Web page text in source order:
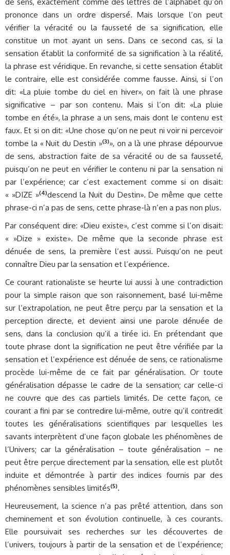
de sens, exactement comme des lettres de l’alphabet qu’on
prononce dans un ordre dispersé. Mais lorsque l’on peut
vérifier la véracité ou la fausseté de sa signification, elle
constitue un mot ayant un sens. Dans ce second cas, si la
sensation établit la conformité de sa signification à la réalité,
la phrase est véridique. En revanche, si cette sensation établit
le contraire, elle est considérée comme fausse. Ainsi, si l’on
dit: «La pluie tombe du ciel en hiver», on fait là une phrase
significative – par son contenu. Mais si l’on dit: «La pluie
tombe en été», la phrase a un sens, mais dont le contenu est
faux. Et si on dit: «Une chose qu’on ne peut ni voir ni percevoir
tombe la « Nuit du Destin »(3)», on a là une phrase dépourvue
de sens, abstraction faite de sa véracité ou de sa fausseté,
puisqu’on ne peut en vérifier le contenu ni par la sensation ni
par l’expérience; car c’est exactement comme si on disait:
« »DIZE »(4)descend la Nuit du Destin». De même que cette
phrase-ci n’a pas de sens, cette phrase-là n’en a pas non plus.
Par conséquent dire: «Dieu existe», c’est comme si l’on disait:
« »Dize » existe». De même que la seconde phrase est
dénuée de sens, la première l’est aussi. Puisqu’on ne peut
connaître Dieu par la sensation et l’expérience.
Ce courant rationaliste se heurte lui aussi à une contradiction
pour la simple raison que son raisonnement, basé lui-même
sur l’extrapolation, ne peut être perçu par la sensation et la
perception directe, et devient ainsi une parole dénuée de
sens, dans la conclusion qu’il a tirée ici. En prétendant que
toute phrase dont la signification ne peut être vérifiée par la
sensation et l’expérience est dénuée de sens, ce rationalisme
procède lui-même de ce fait par généralisation. Or toute
généralisation dépasse le cadre de la sensation; car celle-ci
ne couvre que des cas partiels limités. De cette façon, ce
courant a fini par se contredire lui-même, outre qu’il contredit
toutes les généralisations scientifiques par lesquelles les
savants interprètent d’une façon globale les phénomènes de
l’Univers; car la généralisation – toute généralisation – ne
peut être perçue directement par la sensation, elle est plutôt
induite et démontrée à partir des indices fournis par des
phénomènes sensibles limités(5).
Heureusement, la science n’a pas prêté attention, dans son
cheminement et son évolution continuelle, à ces courants.
Elle poursuivait ses recherches sur les découvertes de
l’univers, toujours à partir de la sensation et de l’expérience;